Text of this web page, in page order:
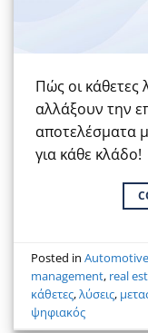
Πώς οι κάθετες
αλλάξουν την
αποτελέσματα
για κάθε κλάδο!
Posted in
management, real
κάθετες,λύσεις,
ψηφιακός